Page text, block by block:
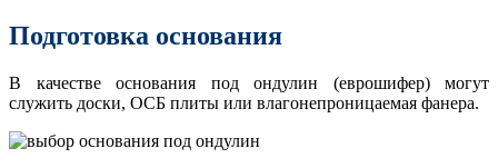
Подготовка основания
В качестве основания под ондулин (еврошифер) могут
служить доски, ОСБ плиты или влагонепроницаемая фанера.